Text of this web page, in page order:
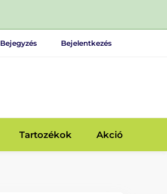
Bejegyzés Bejelentkezés
Tartozékok Akció